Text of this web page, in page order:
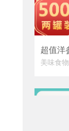
美味食物